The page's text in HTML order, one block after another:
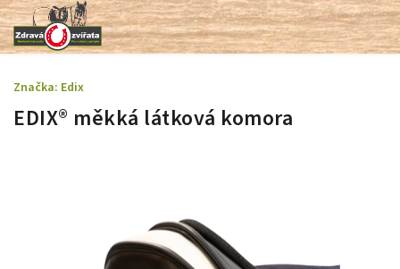
EDIX® měkká látková komora
Značka: Edix